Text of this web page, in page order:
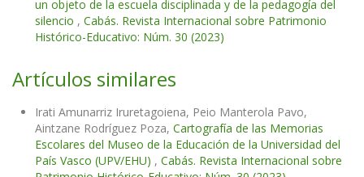
un objeto de la escuela disciplinada y de la pedagogía del
silencio , Cabás. Revista Internacional sobre Patrimonio
Histórico-Educativo: Núm. 30 (2023)
Artículos similares
Irati Amunarriz Iruretagoiena, Peio Manterola Pavo,
Aintzane Rodríguez Poza, Cartografía de las Memorias
Escolares del Museo de la Educación de la Universidad del
País Vasco (UPV/EHU) , Cabás. Revista Internacional sobre